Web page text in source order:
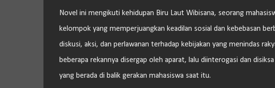
Novel ini mengikuti kehidupan Biru Laut Wibisana, seorang
kelompok yang memperjuangkan keadilan sosial dan kebebasan
diskusi, aksi, dan perlawanan terhadap kebijakan yang menindas
beberapa rekannya disergap oleh aparat, lalu diinterogasi dan
yang berada di balik gerakan mahasiswa saat itu.